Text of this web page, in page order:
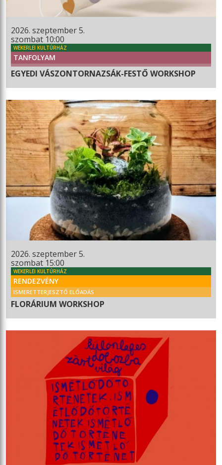
2026. szeptember 5.
szombat 10:00
WEKERLEI KULTÚRHÁZ
TANFOLYAM
EGYEDI VÁSZONTORNAZSÁK-FESTŐ WORKSHOP
2026. szeptember 5.
szombat 15:00
WEKERLEI KULTÚRHÁZ
RENDEZVÉNY
ISMERETTERJESZTŐ ELŐADÁS
FLORÁRIUM WORKSHOP